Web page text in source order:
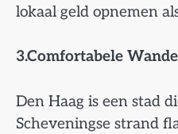
lokaal geld opnemen
3.Comfortabele
Den Haag is een stad
Scheveningse strand